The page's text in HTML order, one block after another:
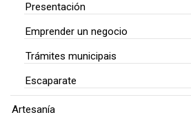
Presentación
Emprender un negocio
Trámites municipais
Escaparate
Artesanía